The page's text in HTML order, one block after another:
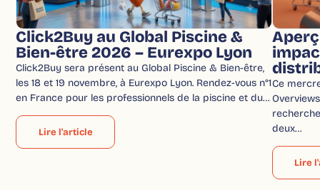
Click2Buy au Global Piscine &
Bien-être 2026 – Eurexpo Lyon
Click2Buy sera présent au Global Piscine & Bien-être,
les 18 et 19 novembre, à Eurexpo Lyon. Rendez-vous n°1
en France pour les professionnels de la piscine et du…
Lire l'article
Ce
deux…
Lire